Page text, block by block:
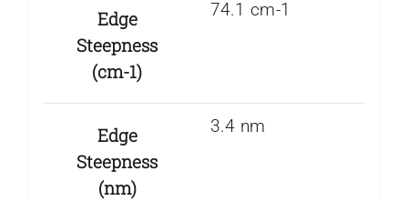
Edge
Steepness
(cm-1)
74.1 cm-1
Edge
Steepness
(nm)
3.4 nm